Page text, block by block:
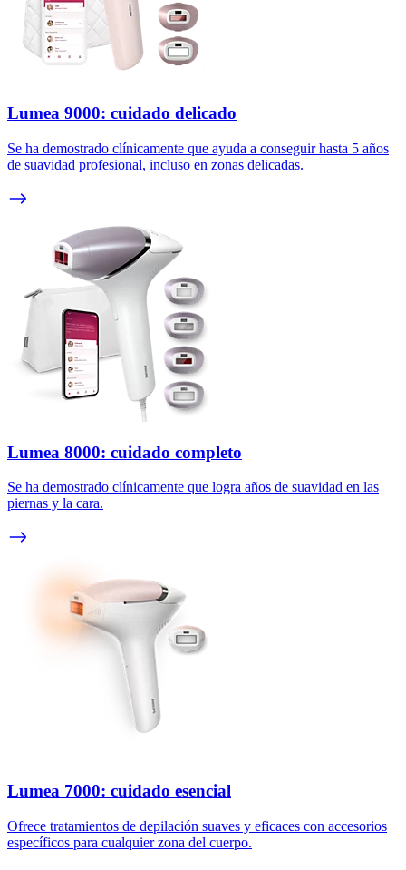
Lumea 9000: cuidado delicado
Se ha demostrado clínicamente que ayuda a conseguir hasta 5 años
de suavidad profesional, incluso en zonas delicadas.
Lumea 8000: cuidado completo
Se ha demostrado clínicamente que logra años de suavidad en las
piernas y la cara.
Lumea 7000: cuidado esencial
Ofrece tratamientos de depilación suaves y eficaces con accesorios
específicos para cualquier zona del cuerpo.